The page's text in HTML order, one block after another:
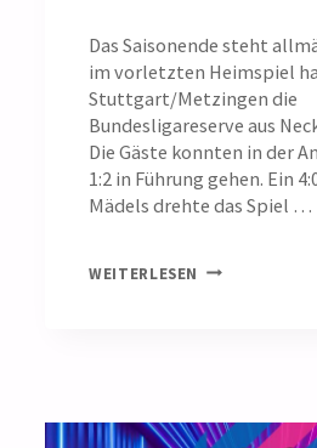
Das Saisonende steht
im vorletzten Heimspiel
Stuttgart/Metzingen die
Bundesligareserve aus
Die Gäste konnten in der
1:2 in Führung gehen. Ein
Mädels drehte das Spiel …
WEITERLESEN REGIONALLIGA: